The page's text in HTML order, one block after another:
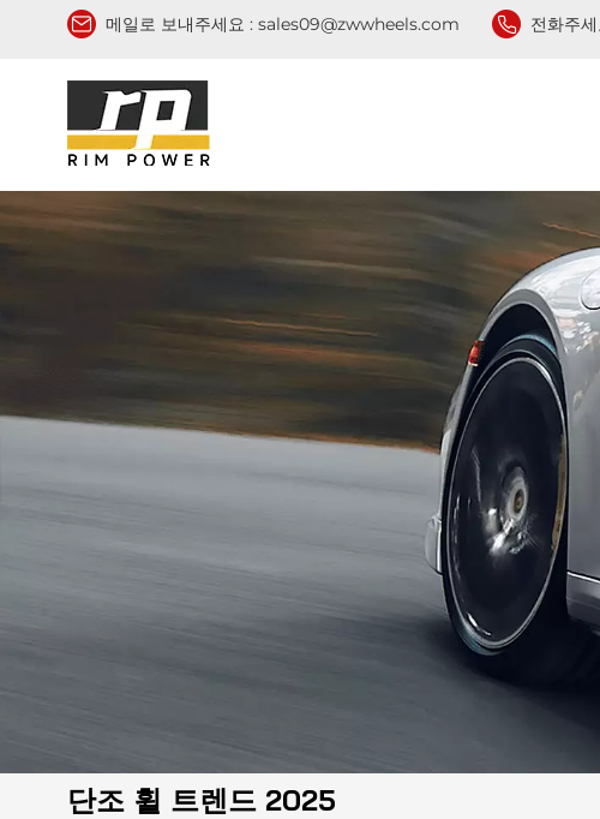
메일로 보내주세요 : sales09@zwwheels.com 전화주
단조 휠 트렌드 2025